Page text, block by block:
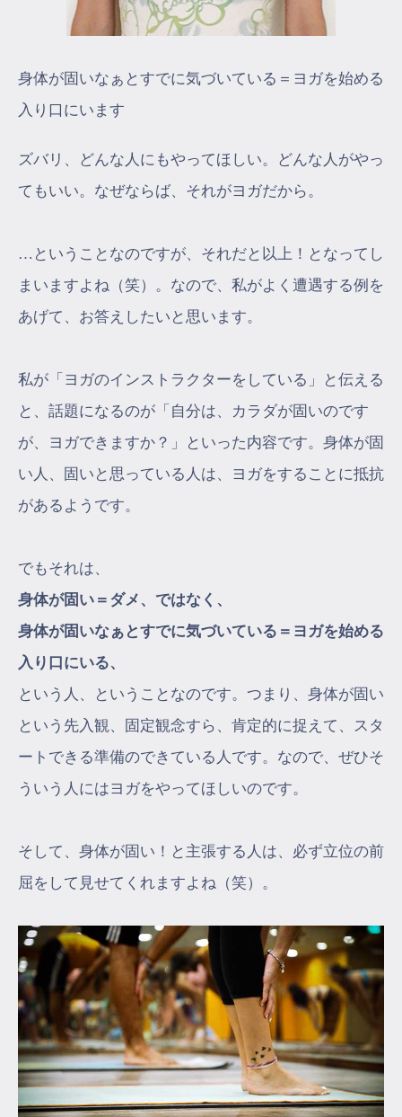
身体が固いなぁとすでに気づいている＝ヨガを始める
入り口にいます
ズバリ、どんな人にもやってほしい。どんな人がやっ
てもいい。なぜならば、それがヨガだから。
…ということなのですが、それだと以上！となってし
まいますよね（笑）。なので、私がよく遭遇する例を
あげて、お答えしたいと思います。
私が「ヨガのインストラクターをしている」と伝える
と、話題になるのが「自分は、カラダが固いのです
が、ヨガできますか？」といった内容です。身体が固
い人、固いと思っている人は、ヨガをすることに抵抗
があるようです。
でもそれは、
身体が固い＝ダメ、ではなく、
身体が固いなぁとすでに気づいている＝ヨガを始める
入り口にいる、
という人、ということなのです。つまり、身体が固い
という先入観、固定観念すら、肯定的に捉えて、スタ
ートできる準備のできている人です。なので、ぜひそ
ういう人にはヨガをやってほしいのです。
そして、身体が固い！と主張する人は、必ず立位の前
屈をして見せてくれますよね（笑）。